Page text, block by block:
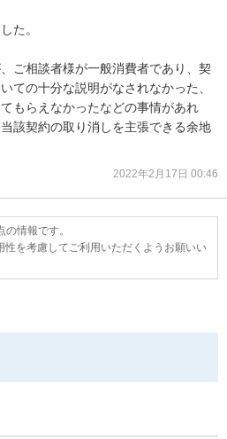
た。
ご相談者様が一般消費者であり、契
ての十分な説明がなされなかった、
もらえなかったなどの事情があれ
該契約の取り消しを主張できる余地
2022年2月17日 00:46
情報です。
性を考慮してご利用いただくようお願いい